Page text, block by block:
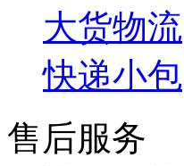
大货物流
快递小包
售后服务